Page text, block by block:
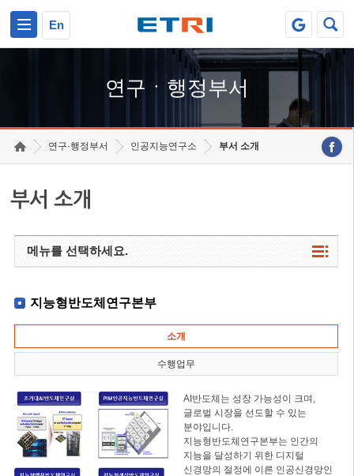
En
연구ㆍ행정부서
연구·행정부서 인공지능연구소 부서 소개
부서 소개
메뉴를 선택하세요.
지능형반도체연구본부
소개
수행업무
AI반도체는 성장 가능성이 크며,
글로벌 시장을 선도할 수 있는
분야입니다.
지능형반도체연구본부는 인간의
지능을 달성하기 위한 디지털
신경망의 절정에 이른 인공신경망인